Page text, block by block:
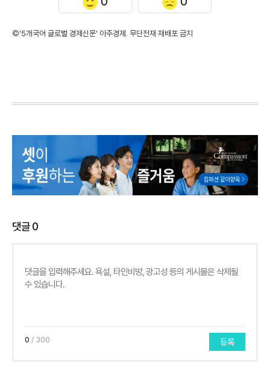
©'5개국어 글로벌 경제신문' 아주경제. 무단전재·재배포 금지
댓글0
0 / 300 등록